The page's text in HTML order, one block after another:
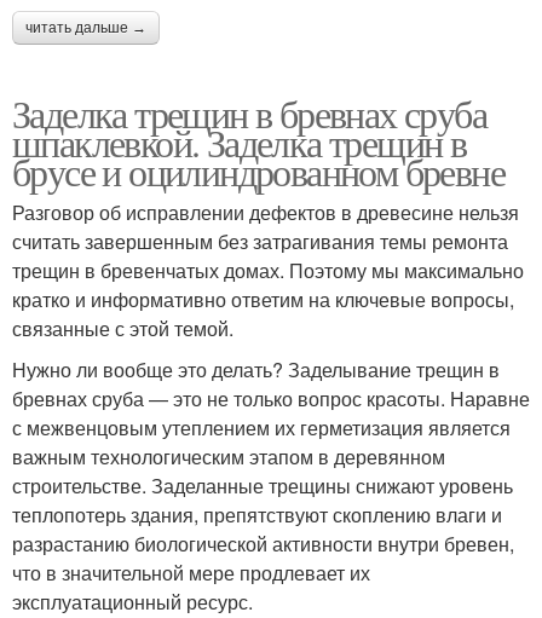
читать дальше →
Заделка трещин в бревнах сруба
шпаклевкой. Заделка трещин в
брусе и оцилиндрованном бревне
Разговор об исправлении дефектов в древесине нельзя
считать завершенным без затрагивания темы ремонта
трещин в бревенчатых домах. Поэтому мы максимально
кратко и информативно ответим на ключевые вопросы,
связанные с этой темой.
Нужно ли вообще это делать? Заделывание трещин в
бревнах сруба — это не только вопрос красоты. Наравне
с межвенцовым утеплением их герметизация является
важным технологическим этапом в деревянном
строительстве. Заделанные трещины снижают уровень
теплопотерь здания, препятствуют скоплению влаги и
разрастанию биологической активности внутри бревен,
что в значительной мере продлевает их
эксплуатационный ресурс.